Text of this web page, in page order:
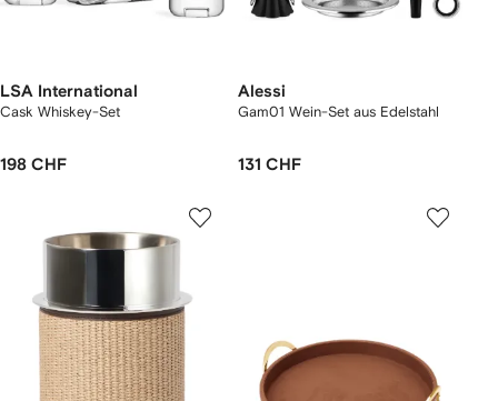
LSA International
Cask Whiskey-Set
198 CHF
Alessi
Gam01 Wein-Set aus Edelstahl
131 CHF